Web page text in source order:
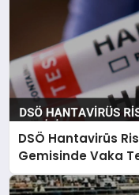
DSÖ Hantavirüs
Gemisinde Vaka